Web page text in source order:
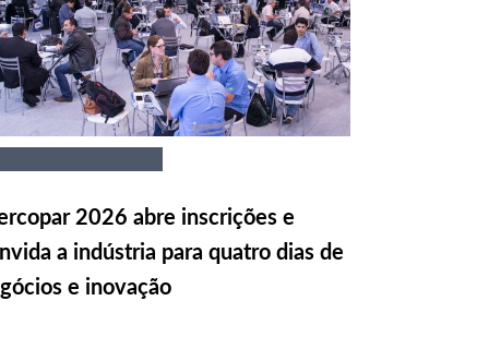
2026 abre inscrições e
a indústria para quatro dias de
e inovação